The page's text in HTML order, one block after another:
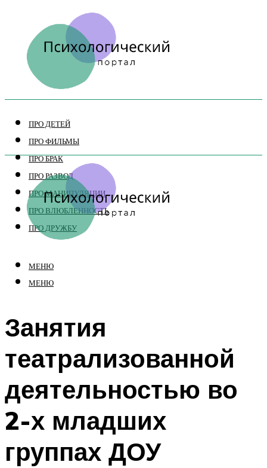
ПРО ДЕТЕЙ
ПРО ФИЛЬМЫ
ПРО БРАК
ПРО РАЗВОД
ПРО МАНИПУЛЯЦИИ
ПРО ВЛЮБЛЕННОСТЬ
ПРО ДРУЖБУ
МЕНЮ
МЕНЮ
Занятия
театрализованной
деятельностью во
2-х младших
группах ДОУ